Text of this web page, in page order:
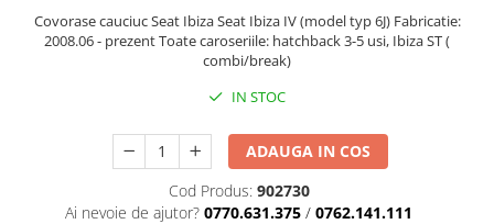
Covorase cauciuc Seat Ibiza Seat Ibiza IV (model typ 6J) Fabricatie:
2008.06 - prezent Toate caroseriile: hatchback 3-5 usi, Ibiza ST (
combi/break)
IN STOC
ADAUGA IN COS
Cod Produs: 902730
Ai nevoie de ajutor? 0770.631.375 / 0762.141.111